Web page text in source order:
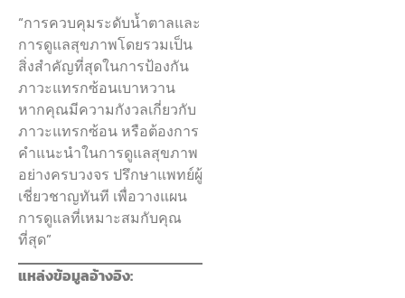
“การควบคุมระดับน้ำตาลและ
การดูแลสุขภาพโดยรวมเป็น
สิ่งสำคัญที่สุดในการป้องกัน
ภาวะแทรกซ้อนเบาหวาน
หากคุณมีความกังวลเกี่ยวกับ
ภาวะแทรกซ้อน หรือต้องการ
คำแนะนำในการดูแลสุขภาพ
อย่างครบวงจร ปรึกษาแพทย์ผู้
เชี่ยวชาญทันที เพื่อวางแผน
การดูแลที่เหมาะสมกับคุณ
ที่สุด”
แหล่งข้อมูลอ้างอิง: